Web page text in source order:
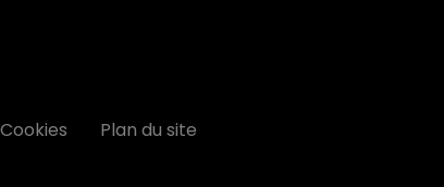
Cookies Plan du site